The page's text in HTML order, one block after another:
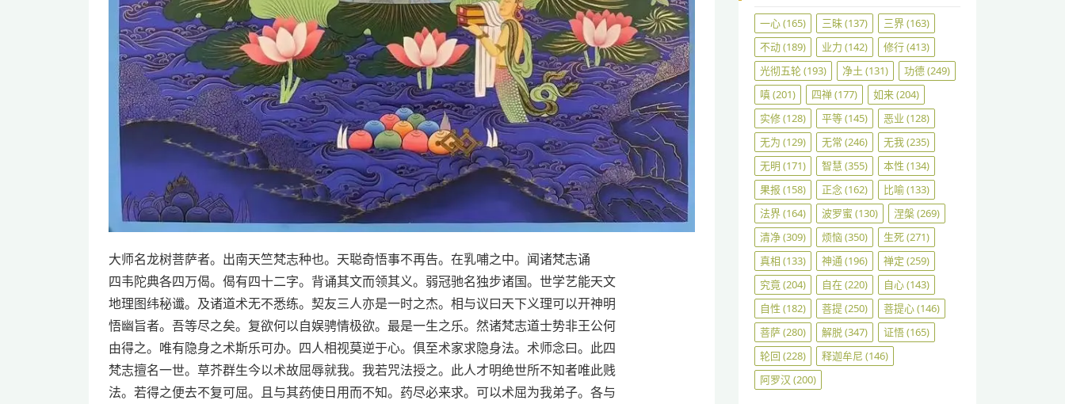
大师名龙树菩萨者。出南天竺梵志种也。天聪奇悟事不再告。在乳哺之中。闻诸梵志诵
四韦陀典各四万偈。偈有四十二字。背诵其文而领其义。弱冠驰名独步诸国。世学艺能天文
地理图纬秘谶。及诸道术无不悉练。契友三人亦是一时之杰。相与议曰天下义理可以开神明
悟幽旨者。吾等尽之矣。复欲何以自娱骋情极欲。最是一生之乐。然诸梵志道士势非王公何
由得之。唯有隐身之术斯乐可办。四人相视莫逆于心。俱至术家求隐身法。术师念曰。此四
梵志擅名一世。草芥群生今以术故屈辱就我。我若咒法授之。此人才明绝世所不知者唯此贱
法。若得之便去不复可屈。且与其药使日用而不知。药尽必来求。可以术屈为我弟子。各与
一心(165) 三昧(137) 三界(163)
不动(189) 业力 (142) 修行(413)
光彻五轮(193) 净土 (131) 功德(249)
嗔(201) 四禅(177) 如来(204)
实修(128) 平等(145) 恶业 (128)
无为 (129) 无常 (246) 无我(235)
无明 (171) 智慧 (355) 本性 (134)
果报 (158) 正念(162) 比喻(133)
法界(164) 波罗蜜 (130) 涅槃(269)
清净(309) 烦恼(350) 生死(271)
真相 (133) 神通 (196) 禅定 (259)
究竟(204) 自在(220) 自心(143)
自性 (182) 菩提(250) 菩提心(146)
菩萨(280) 解脱(347) 证悟(165)
轮回 (228) 释迦牟尼 (146)
阿罗汉 (200)